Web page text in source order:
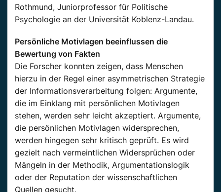
Rothmund, Juniorprofessor für Politische
Psychologie an der Universität Koblenz-Landau.
Persönliche Motivlagen beeinflussen die
Bewertung von Fakten
Die Forscher konnten zeigen, dass Menschen
hierzu in der Regel einer asymmetrischen Strategie
der Informationsverarbeitung folgen: Argumente,
die im Einklang mit persönlichen Motivlagen
stehen, werden sehr leicht akzeptiert. Argumente,
die persönlichen Motivlagen widersprechen,
werden hingegen sehr kritisch geprüft. Es wird
gezielt nach vermeintlichen Widersprüchen oder
Mängeln in der Methodik, Argumentationslogik
oder der Reputation der wissenschaftlichen
Quellen gesucht.